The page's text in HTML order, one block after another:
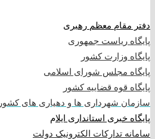
دفتر مقام معظم رهبری
پایگاه ریاست جمهوری
پایگاه وزارت کشور
پایگاه مجلس شورای اسلامی
پایگاه قوه قضاییه کشور
سازمان شهرداری ها و دهیاری های کشور
پایگاه خبری استانداری ایلام
سامانه تدارکات الکترونیک دولت